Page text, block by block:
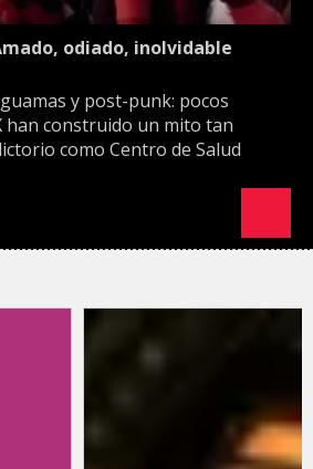
odiado, inolvidable
y post-punk: pocos
han construido un mito tan
como Centro de Salud